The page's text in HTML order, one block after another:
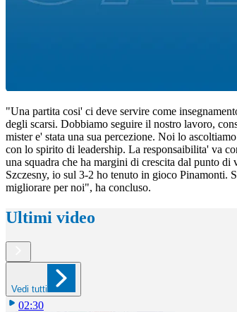
"Una partita cosi' ci deve servire come
degli scarsi. Dobbiamo seguire il nostro lavoro,
mister e' stata una sua percezione. Noi lo
con lo spirito di leadership. La responsaibilita' va
una squadra che ha margini di crescita dal punto
Szczesny, io sul 3-2 ho tenuto in gioco Pinamonti.
migliorare per noi", ha concluso.
Ultimi video
Vedi tutti
02:30